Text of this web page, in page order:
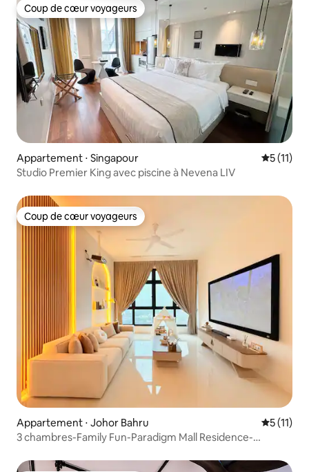
Coup de cœur voyageurs
Coup de cœur voyageurs
Appartement ⋅ Singapour
5 (11)
Studio Premier King avec piscine à Nevena LIV
Coup de cœur voyageurs
Coup de cœur voyageurs
Appartement ⋅ Johor Bahru
5 (11)
3 chambres-Family Fun-Paradigm Mall Residence-